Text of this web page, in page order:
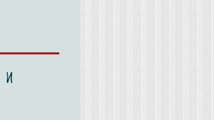
и